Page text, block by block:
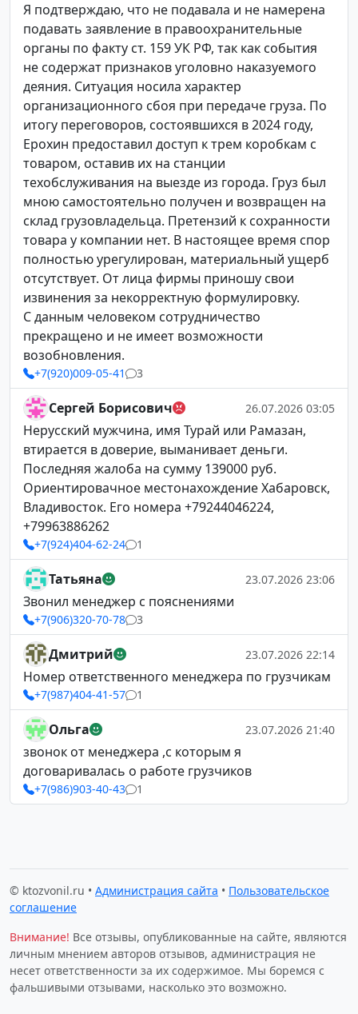
Я подтверждаю, что не подавала и не намерена
подавать заявление в правоохранительные
органы по факту ст. 159 УК РФ, так как события
не содержат признаков уголовно наказуемого
деяния. Ситуация носила характер
организационного сбоя при передаче груза. По
итогу переговоров, состоявшихся в 2024 году,
Ерохин предоставил доступ к трем коробкам с
товаром, оставив их на станции
техобслуживания на выезде из города. Груз был
мною самостоятельно получен и возвращен на
склад грузовладельца. Претензий к сохранности
товара у компании нет. В настоящее время спор
полностью урегулирован, материальный ущерб
отсутствует. От лица фирмы приношу свои
извинения за некорректную формулировку.
С данным человеком сотрудничество
прекращено и не имеет возможности
возобновления.
+7(920)009-05-41 3
Сергей Борисович 26.07.2026 03:05
Нерусский мужчина, имя Турай или Рамазан,
втирается в доверие, выманивает деньги.
Последняя жалоба на сумму 139000 руб.
Ориентировачное местонахождение Хабаровск,
Владивосток. Его номера +79244046224,
+79963886262
+7(924)404-62-24 1
Татьяна 23.07.2026 23:06
Звонил менеджер с пояснениями
+7(906)320-70-78 3
Дмитрий 23.07.2026 22:14
Номер ответственного менеджера по грузчикам
+7(987)404-41-57 1
Ольга 23.07.2026 21:40
звонок от менеджера ,с которым я
договаривалась о работе грузчиков
+7(986)903-40-43 1
© ktozvonil.ru • Администрация сайта • Пользовательское
соглашение
Внимание! Все отзывы, опубликованные на сайте, являются
личным мнением авторов отзывов, администрация не
несет ответственности за их содержимое. Мы боремся с
фальшивыми отзывами, насколько это возможно.